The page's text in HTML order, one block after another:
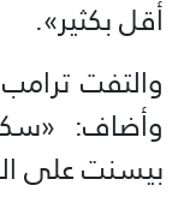
أقل بكثير».
والتفت ترامب
وأضاف:
بيسنت على